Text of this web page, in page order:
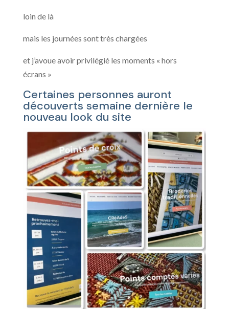
loin de là
mais les journées sont très chargées
et j’avoue avoir privilégié les moments « hors
écrans »
Certaines personnes auront
découverts semaine dernière le
nouveau look du site